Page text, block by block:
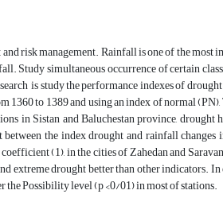
risk management. Rainfall is one of the most
Study simultaneous occurrence of certain
is study the performance indexes of
1360 to 1389 and using an index of normal
in Sistan and Baluchestan province, drought
the index drought and rainfall
(1), in the cities of Zahedan and
extreme drought better than other indicators.
Possibility level (p <0/01) in most of stations.